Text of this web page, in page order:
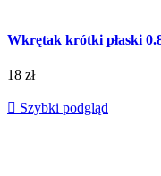
Wkrętak krótki płaski
18 zł
 Szybki podgląd